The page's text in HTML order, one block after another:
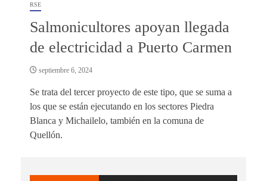
RSE
Salmonicultores apoyan llegada
de electricidad a Puerto Carmen
septiembre 6, 2024
Se trata del tercer proyecto de este tipo, que se suma a
los que se están ejecutando en los sectores Piedra
Blanca y Michailelo, también en la comuna de
Quellón.